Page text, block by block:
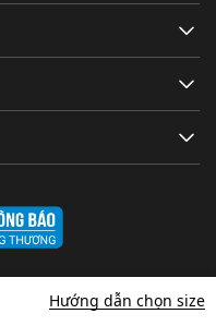
Hướng dẫn chọn size